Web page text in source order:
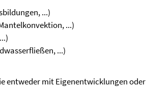
...)
...)
...)
entweder mit Eigenentwicklungen oder